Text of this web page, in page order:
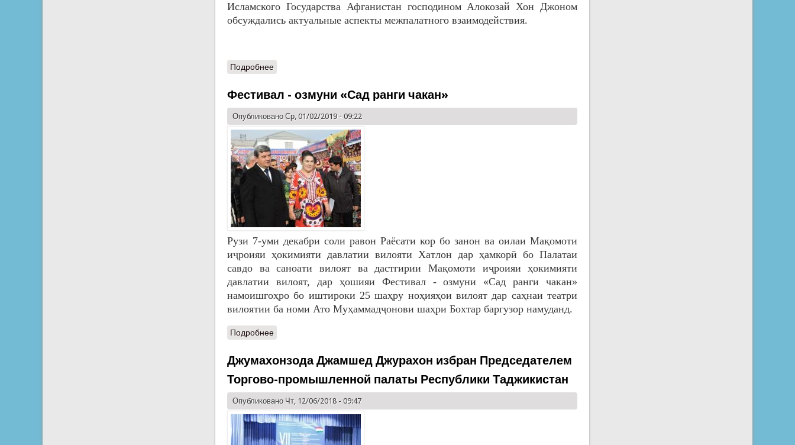
Исламского Государства Афганистан господином Алокозай Хон Джоном
обсуждались актуальные аспекты межпалатного взаимодействия.
Подробнее
Фестивал - озмуни «Сад ранги чакан»
Опубликовано Ср, 01/02/2019 - 09:22
Рузи 7-уми декабри соли равон Раёсати кор бо занон ва оилаи Мақомоти
иҷроияи ҳокимияти давлатии вилояти Хатлон дар ҳамкорӣ бо Палатаи
савдо ва саноати вилоят ва дастгирии Мақомоти иҷроияи ҳокимияти
давлатии вилоят, дар ҳошияи Фестивал - озмуни «Сад ранги чакан»
намоишгоҳро бо иштироки 25 шаҳру ноҳияҳои вилоят дар саҳнаи театри
вилоятии ба номи Ато Муҳаммадҷонови шаҳри Бохтар баргузор намуданд.
Подробнее
Джумахонзода Джамшед Джурахон избран Председателем
Торгово-промышленной палаты Республики Таджикистан
Опубликовано Чт, 12/06/2018 - 09:47